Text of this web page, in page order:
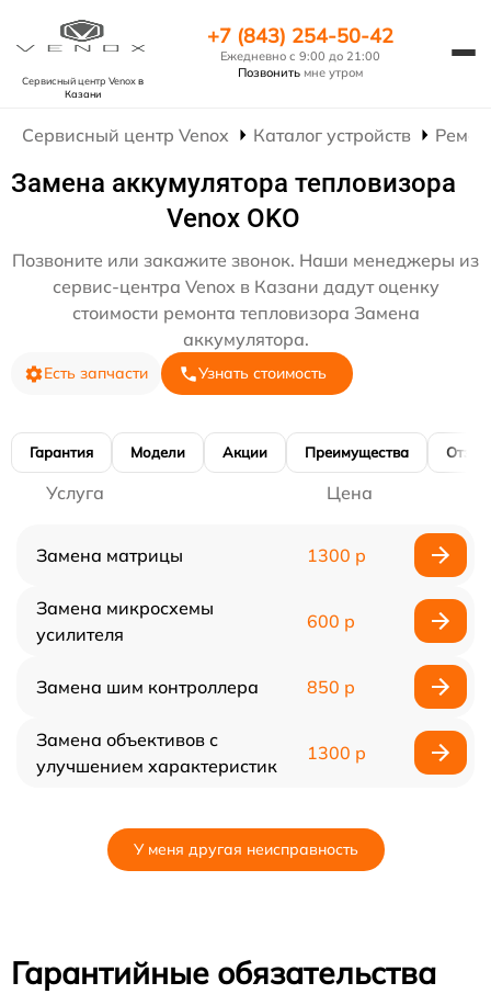
Сервисный центр Venoxв
Казани
+7 (843) 254-50-42
Ежедневно с 9:00 до 21:00
Позвонить мне утром
Сервисный центр Venox Каталог устройств
Замена аккумулятора тепловизора
Venox OKO
Позвоните или закажите звонок. Наши менеджеры из
сервис-центра Venox в Казани дадут оценку
стоимости ремонта тепловизора Замена
аккумулятора.
Есть запчасти Узнать стоимость
Гарантия Модели Акции Преимущества
Услуга Цена
Замена матрицы 1300 р
Замена микросхемы
усилителя
600 р
Замена шим контроллера 850 р
Замена объективов с
улучшением характеристик
1300 р
У меня другая неисправность
Гарантийные обязательства